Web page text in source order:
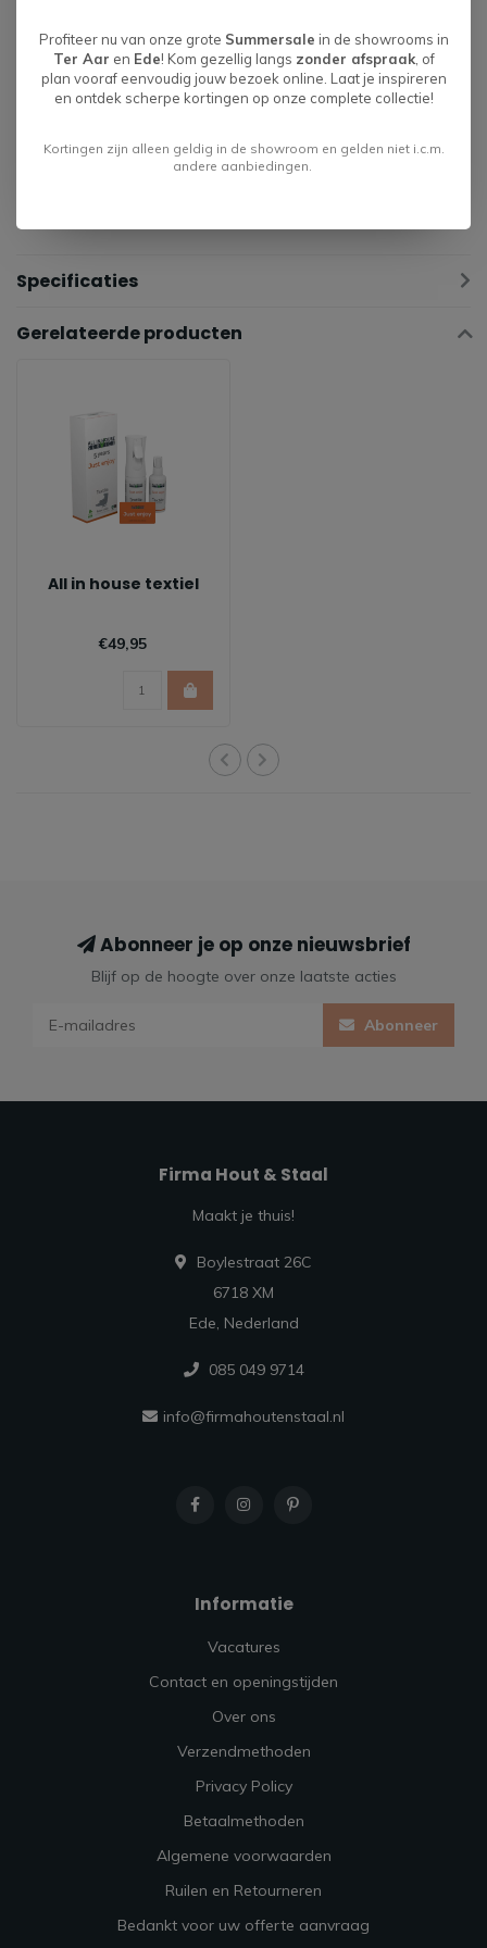
Let op: De picogrammen zijn ter verduidelijking en niet gelijk
aan de exacte uitvoering. Aangegeven maten kunnen afwijken
vanwege verschillende productseries +/- 5 cm. Bij het
Specificaties
Gerelateerde producten
All in house textiel
€49,95
Abonneer je op onze nieuwsbrief
Blijf op de hoogte over onze laatste acties
Abonneer
Firma Hout & Staal
Maakt je thuis!
Boylestraat 26C
6718 XM
Ede, Nederland
085 049 9714
info@firmahoutenstaal.nl
Informatie
Vacatures
Contact en openingstijden
Over ons
Verzendmethoden
Privacy Policy
Betaalmethoden
Algemene voorwaarden
Ruilen en Retourneren
Bedankt voor uw offerte aanvraag
Profiteer nu van onze grote Summersale in de showrooms in
Ter Aar en Ede! Kom gezellig langs zonder afspraak, of
plan vooraf eenvoudig jouw bezoek online. Laat je inspireren
en ontdek scherpe kortingen op onze complete collectie!
Kortingen zijn alleen geldig in de showroom en gelden niet i.c.m.
andere aanbiedingen.